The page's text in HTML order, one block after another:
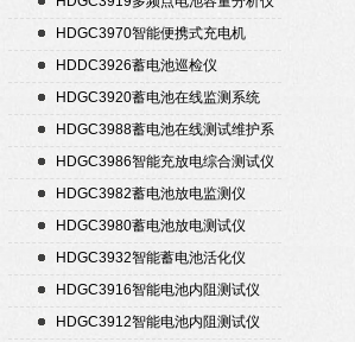
HDGC3970智能便携式充电机
HDDC3926蓄电池巡检仪
HDGC3920蓄电池在线监测系统
HDGC3988蓄电池在线测试维护系
统
HDGC3986智能充放电综合测试仪
HDGC3982蓄电池放电监测仪
HDGC3980蓄电池放电测试仪
HDGC3932智能蓄电池活化仪
HDGC3916智能电池内阻测试仪
HDGC3912智能电池内阻测试仪